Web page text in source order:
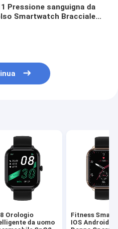
Pressione sanguigna da
Smartwatch Bracciale
Orologio
da uomo
Fitness Smart
IOS Android